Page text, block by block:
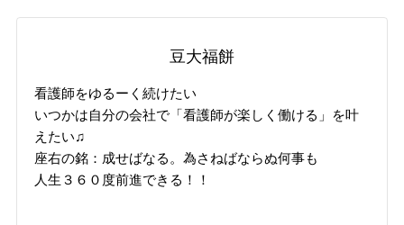
豆大福餅
看護師をゆるーく続けたい
いつかは自分の会社で「看護師が楽しく働ける」を叶
えたい♫
座右の銘：成せばなる。為さねばならぬ何事も
人生３６０度前進できる！！